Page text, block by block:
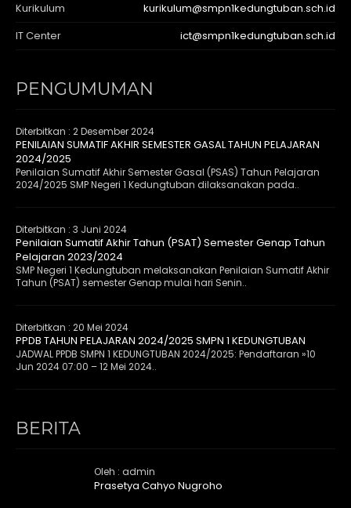
Kurikulum
kurikulum@smpn1kedungtuban.sch.id
IT Center
ict@smpn1kedungtuban.sch.id
PENGUMUMAN
Diterbitkan : 2 Desember 2024
PENILAIAN SUMATIF AKHIR SEMESTER GASAL TAHUN PELAJARAN
2024/2025
Penilaian Sumatif Akhir Semester Gasal (PSAS) Tahun Pelajaran
2024/2025 SMP Negeri 1 Kedungtuban dilaksanakan pada..
Diterbitkan : 3 Juni 2024
Penilaian Sumatif Akhir Tahun (PSAT) Semester Genap Tahun
Pelajaran 2023/2024
SMP Negeri 1 Kedungtuban melaksanakan Penilaian Sumatif Akhir
Tahun (PSAT) semester Genap mulai hari Senin..
Diterbitkan : 20 Mei 2024
PPDB TAHUN PELAJARAN 2024/2025 SMPN 1 KEDUNGTUBAN
JADWAL PPDB SMPN 1 KEDUNGTUBAN 2024/2025: Pendaftaran »10
Jun 2024 07:00 – 12 Mei 2024..
BERITA
Oleh : admin
Prasetya Cahyo Nugroho